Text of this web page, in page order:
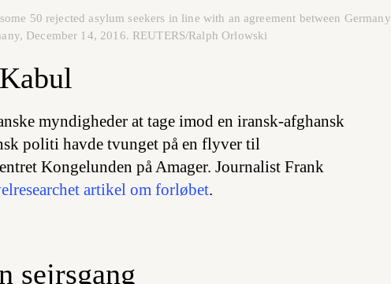
50 rejected asylum seekers in line with an agreement between Germany
December 14, 2016. REUTERS/Ralph Orlowski
myndigheder at tage imod en iransk-afghansk
politi havde tvunget på en flyver til
Kongelunden på Amager. Journalist Frank
artikel om forløbet.
sejrsgang